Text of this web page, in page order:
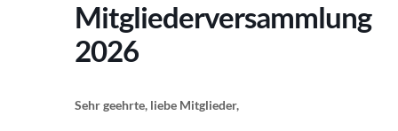
Mitgliederversammlung
2026
Sehr geehrte, liebe Mitglieder,